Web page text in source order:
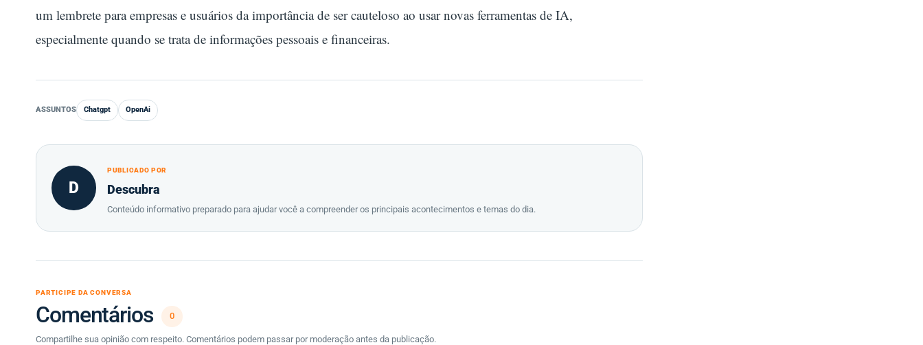
um lembrete para empresas e usuários da importância de ser cauteloso ao usar novas ferramentas de IA,
especialmente quando se trata de informações pessoais e financeiras.
ASSUNTOS Chatgpt OpenAi
D
PUBLICADO POR
Descubra
Conteúdo informativo preparado para ajudar você a compreender os principais acontecimentos e temas do dia.
PARTICIPE DA CONVERSA
Comentários 0
Compartilhe sua opinião com respeito. Comentários podem passar por moderação antes da publicação.